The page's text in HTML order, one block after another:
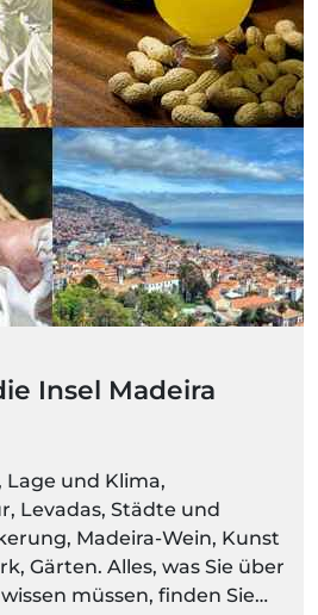
Insel Madeira
Lage und Klima,
Levadas, Städte und
Madeira-Wein, Kunst
Gärten. Alles, was Sie über
müssen, finden Sie